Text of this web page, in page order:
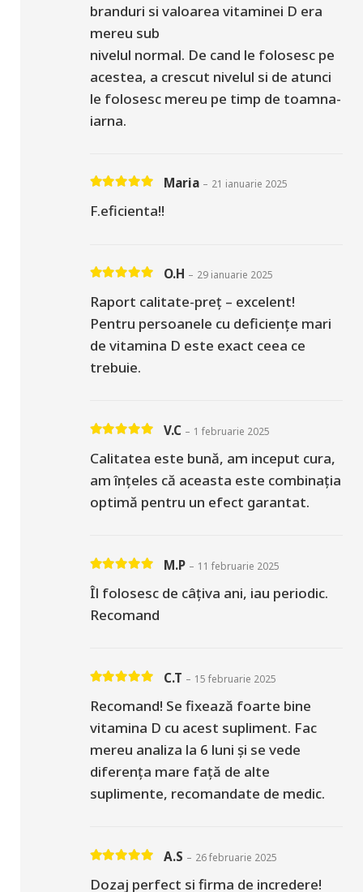
branduri si valoarea vitaminei D era
mereu sub
nivelul normal. De cand le folosesc pe
acestea, a crescut nivelul si de atunci
le folosesc mereu pe timp de toamna-
iarna.
Maria – 21 ianuarie 2025
F.eficienta!!
O.H – 29 ianuarie 2025
Raport calitate-preț – excelent!
Pentru persoanele cu deficiențe mari
de vitamina D este exact ceea ce
trebuie.
V.C – 1 februarie 2025
Calitatea este bună, am inceput cura,
am înțeles că aceasta este combinația
optimă pentru un efect garantat.
M.P – 11 februarie 2025
Îl folosesc de câțiva ani, iau periodic.
Recomand
C.T – 15 februarie 2025
Recomand! Se fixează foarte bine
vitamina D cu acest supliment. Fac
mereu analiza la 6 luni și se vede
diferența mare față de alte
suplimente, recomandate de medic.
A.S – 26 februarie 2025
Dozaj perfect si firma de incredere!